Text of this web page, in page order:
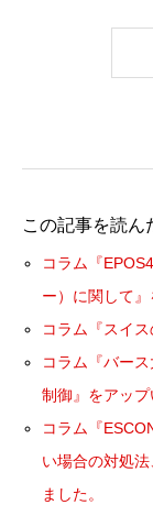
この記事を読ん
コラム『
ー）に関して』
コラム『スイ
コラム『バー
制御』をアップ
コラム『
い場合の対処
ました。